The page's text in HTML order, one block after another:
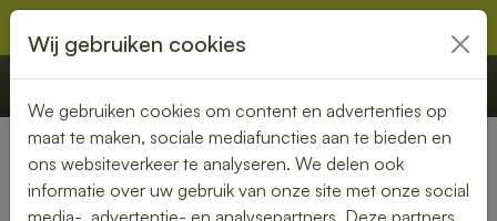
€ 0,00 Offerte Bestellen
Nederland»Noord-Brabant» Beek en Donk
Wij gebruiken cookies
We gebruiken cookies om content en advertenties op
maat te maken, sociale mediafuncties aan te bieden en
ons websiteverkeer te analyseren. We delen ook
informatie over uw gebruik van onze site met onze social
media-, advertentie- en analysepartners. Deze partners